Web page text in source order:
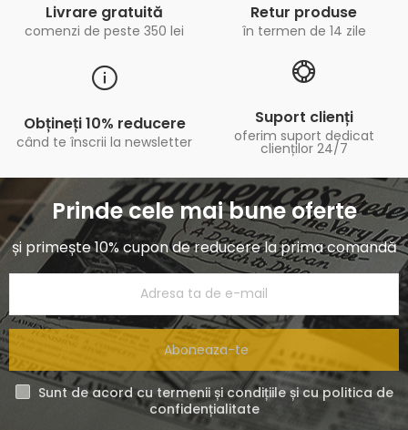
Livrare gratuită
comenzi de peste 350 lei
Retur produse
în termen de 14 zile
Obțineți 10% reducere
când te înscrii la newsletter
Suport clienți
oferim suport dedicat
clienților 24/7
Prinde cele mai bune oferte
și primește 10% cupon de reducere la prima comandă
Aboneaza-te
Sunt de acord cu termenii și condițiile și cu politica de
confidențialitate